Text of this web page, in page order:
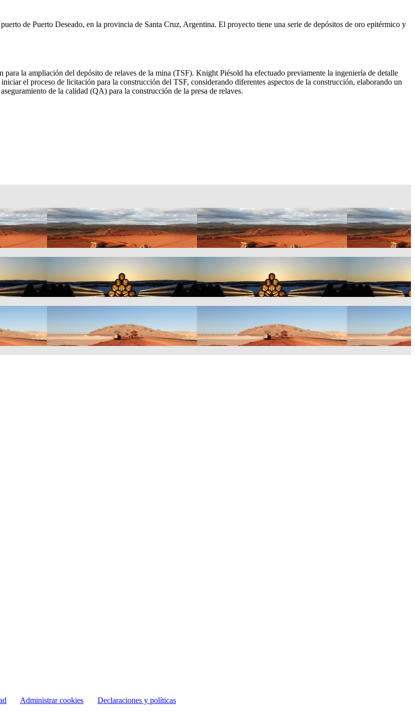
de Puerto Deseado, en la provincia de Santa Cruz, Argentina. El proyecto tiene una serie de depósitos de oro epitérmico y
la ampliación del depósito de relaves de la mina (TSF). Knight Piésold ha efectuado previamente la ingeniería de detalle
el proceso de licitación para la construcción del TSF, considerando diferentes aspectos de la construcción, elaborando un
de la calidad (QA) para la construcción de la presa de relaves.
Administrar cookies Declaraciones y políticas